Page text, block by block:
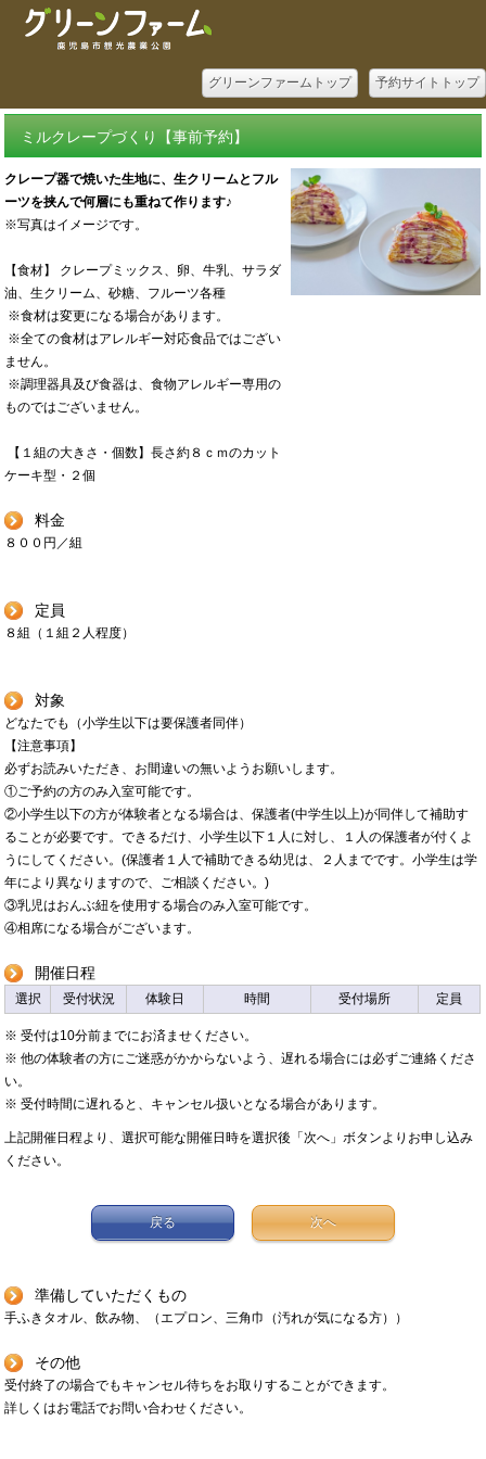
予約サイトトップ
グリーンファームトップ
ミルクレープづくり【事前予約】
クレープ器で焼いた生地に、生クリームとフル
ーツを挟んで何層にも重ねて作ります♪
※写真はイメージです。
【食材】 クレープミックス、卵、牛乳、サラダ
油、生クリーム、砂糖、フルーツ各種
※食材は変更になる場合があります。
※全ての食材はアレルギー対応食品ではござい
ません。
※調理器具及び食器は、食物アレルギー専用の
ものではございません。
【１組の大きさ・個数】長さ約８ｃｍのカット
ケーキ型・２個
料金
８００円／組
定員
８組（１組２人程度）
対象
どなたでも（小学生以下は要保護者同伴）
【注意事項】
必ずお読みいただき、お間違いの無いようお願いします。
①ご予約の方のみ入室可能です。
②小学生以下の方が体験者となる場合は、保護者(中学生以上)が同伴して補助す
ることが必要です。できるだけ、小学生以下１人に対し、１人の保護者が付くよ
うにしてください。(保護者１人で補助できる幼児は、２人までです。小学生は学
年により異なりますので、ご相談ください。)
③乳児はおんぶ紐を使用する場合のみ入室可能です。
④相席になる場合がございます。
開催日程
選択 受付状況 体験日 時間 受付場所 定員
※ 受付は10分前までにお済ませください。
※ 他の体験者の方にご迷惑がかからないよう、遅れる場合には必ずご連絡くださ
い。
※ 受付時間に遅れると、キャンセル扱いとなる場合があります。
上記開催日程より、選択可能な開催日時を選択後「次へ」ボタンよりお申し込み
ください。
戻る 次へ
準備していただくもの
手ふきタオル、飲み物、（エプロン、三角巾（汚れが気になる方））
その他
受付終了の場合でもキャンセル待ちをお取りすることができます。
詳しくはお電話でお問い合わせください。